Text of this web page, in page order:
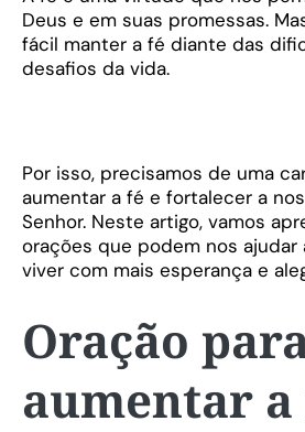
Deus e em suas promessas.
fácil manter a fé diante das
desafios da vida.
Por isso, precisamos de uma
aumentar a fé e fortalecer a
Senhor. Neste artigo, vamos
orações que podem nos ajudar
viver com mais esperança e
Oração
aumentar a